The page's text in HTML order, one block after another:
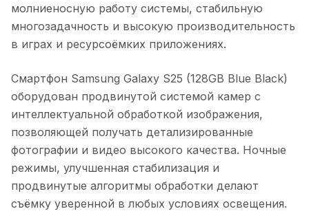
молниеносную работу системы, стабильную
многозадачность и высокую производительность
в играх и ресурсоёмких приложениях.
Смартфон Samsung Galaxy S25 (128GB Blue Black)
оборудован продвинутой системой камер с
интеллектуальной обработкой изображения,
позволяющей получать детализированные
фотографии и видео высокого качества. Ночные
режимы, улучшенная стабилизация и
продвинутые алгоритмы обработки делают
съёмку уверенной в любых условиях освещения.